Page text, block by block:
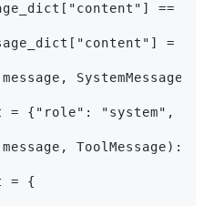
== "":
=
SystemMessage):
= {"role": "system",
ToolMessage):
= {